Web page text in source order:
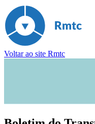
Voltar ao site Rmtc